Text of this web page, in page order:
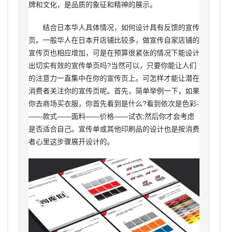
牌和文化，是品质的象征和精神的展示。
结合日本华人具体情况，如何设计具有反馈的宣传
页。一般华人在日本开店铺比较多，做宣传自家店铺的
宣传页也相应增加，可是在预算很紧张的情况下能设计
出切实有效的宣传单页吗?当然可以，只要你能让人们
的注意力一直集中在你的宣传页上。可怎样才能让潜在
消费者关注你的宣传页呢。首先，简单举例一下，如果
你去商场买衣服，你首先看到是什么?看到依次是色彩-
——款式——面料——价格——试衣;然后你才会考虑
是否适合自己。宣传单或其他印刷品的设计也是按消费
者心里这步骤展开设计的。